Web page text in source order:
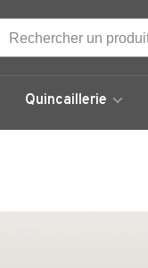
Quincaillerie